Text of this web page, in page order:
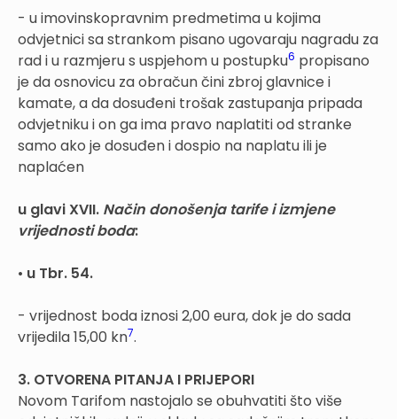
- u imovinskopravnim predmetima u kojima
odvjetnici sa strankom pisano ugovaraju nagradu za
rad i u razmjeru s uspjehom u postupku6 propisano
je da osnovicu za obračun čini zbroj glavnice i
kamate, a da dosuđeni trošak zastupanja pripada
odvjetniku i on ga ima pravo naplatiti od stranke
samo ako je dosuđen i dospio na naplatu ili je
naplaćen
u glavi XVII. Način donošenja tarife i izmjene
vrijednosti boda:
• u Tbr. 54.
- vrijednost boda iznosi 2,00 eura, dok je do sada
vrijedila 15,00 kn7.
3. OTVORENA PITANJA I PRIJEPORI
Novom Tarifom nastojalo se obuhvatiti što više